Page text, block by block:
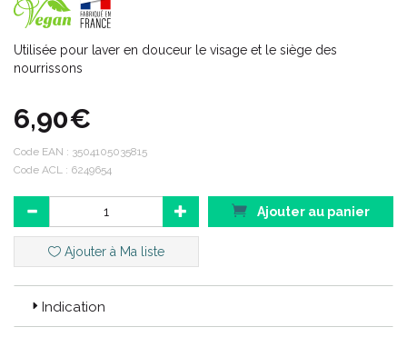
Utilisée pour laver en douceur le visage et le siège des
nourrissons
6,90€
Code EAN : 3504105035815
Code ACL : 6249654
Ajouter au panier
Ajouter à Ma liste
Indication